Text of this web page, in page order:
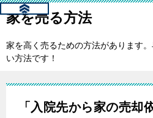
家を売る方法
家を高く売るための方法があります
い方法です！
「入院先から家の売却